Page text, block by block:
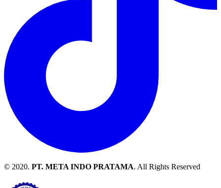
© 2020. PT. META INDO PRATAMA. All Rights Reserved